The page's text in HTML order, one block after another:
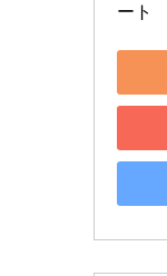
ート